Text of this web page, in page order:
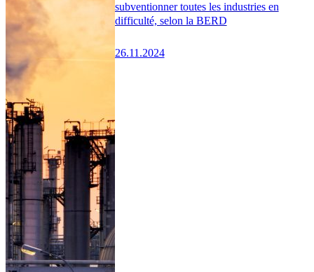
subventionner toutes les industries en
difficulté, selon la BERD
26.11.2024